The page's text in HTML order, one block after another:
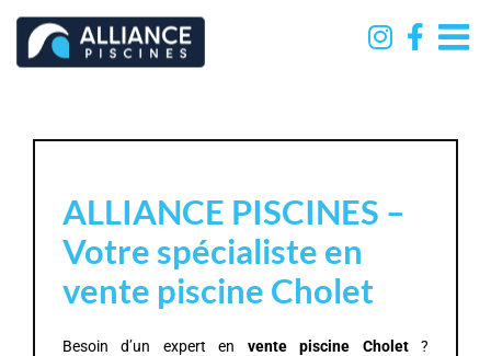
Passer
contenu
ALLIANCE PISCINES –
Votre spécialiste en
vente piscine Cholet
Besoin d’un expert en vente piscine Cholet?